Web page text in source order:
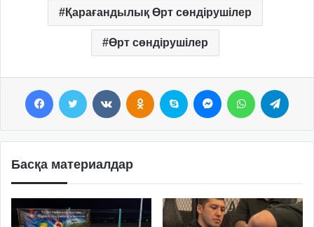
Қарағандылық Өрт сөндірушілер
Өрт сөндірушілер
Басқа материалдар